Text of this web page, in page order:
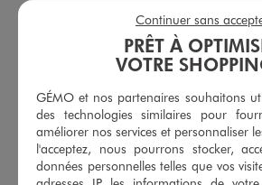
4.8/5
Basé sur 23 avis soumis à un
contrôle
Voir tous les avis sur ce site
G.
PRÊT À
VOTRE
GÉMO et nos partenaires souhaitons
des technologies similaires pour
améliorer nos services et personnaliser
l'acceptez, nous pourrons stocker,
données personnelles telles que vos
Continuer sans